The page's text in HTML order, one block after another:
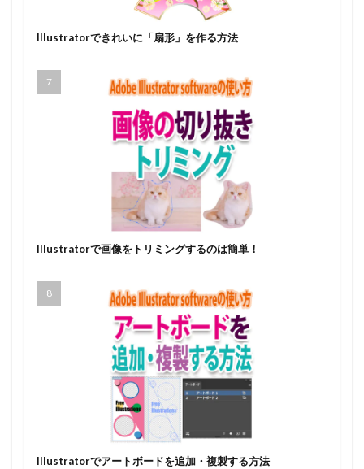
Illustratorできれいに「扇形」を作る方法
Illustratorで画像をトリミングするのは簡単！
Illustratorでアートボードを追加・複製する方法